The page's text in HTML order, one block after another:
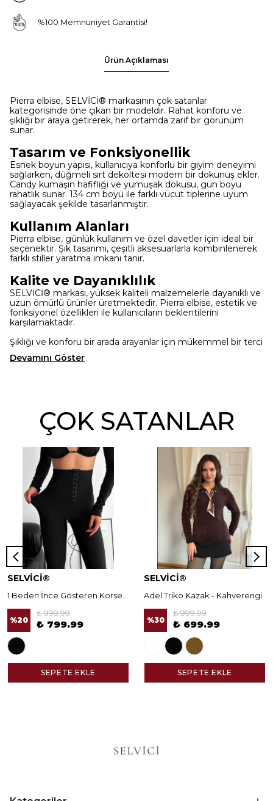
%100 Memnuniyet Garantisi!
Ürün Açıklaması
Pierra elbise, SELVİCİ® markasının çok satanlar
kategorisinde öne çıkan bir modeldir. Rahat konforu ve
şıklığı bir araya getirerek, her ortamda zarif bir görünüm
sunar.
Tasarım ve Fonksiyonellik
Esnek boyun yapısı, kullanıcıya konforlu bir giyim deneyimi
sağlarken, düğmeli sırt dekoltesi modern bir dokunuş ekler.
Candy kumaşın hafifliği ve yumuşak dokusu, gün boyu
rahatlık sunar. 134 cm boyu ile farklı vücut tiplerine uyum
sağlayacak şekilde tasarlanmıştır.
Kullanım Alanları
Pierra elbise, günlük kullanım ve özel davetler için ideal bir
seçenektir. Şık tasarımı, çeşitli aksesuarlarla kombinlenerek
farklı stiller yaratma imkanı tanır.
Kalite ve Dayanıklılık
SELVİCİ® markası, yüksek kaliteli malzemelerle dayanıklı ve
uzun ömürlü ürünler üretmektedir. Pierra elbise, estetik ve
fonksiyonel özellikleri ile kullanıcıların beklentilerini
karşılamaktadır.
Şıklığı ve konforu bir arada arayanlar için mükemmel bir terci
Devamını Göster
ÇOK SATANLAR
SELVİCİ®
%20
₺ 999.99
₺ 799.99
SEPETE EKLE
SELVİCİ®
Adel Triko Kazak - Kahverengi
%30
₺ 999.99
₺ 699.99
SEPETE EKLE